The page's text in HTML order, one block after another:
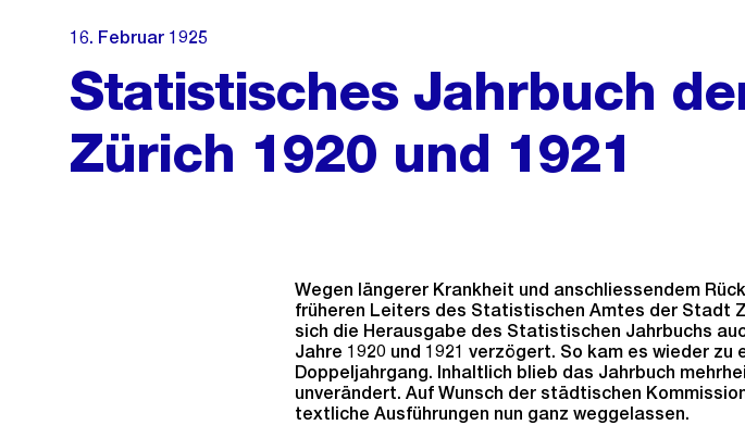
16. Februar 1925
Statistisches Jahrbuch
Zürich 1920 und 1921
Wegen längerer Krankheit und anschliessendem
früheren Leiters des Statistischen Amtes der Stadt
sich die Herausgabe des Statistischen Jahrbuchs
Jahre 1920 und 1921 verzögert. So kam es wieder zu
Doppeljahrgang. Inhaltlich blieb das Jahrbuch
unverändert. Auf Wunsch der städtischen
textliche Ausführungen nun ganz weggelassen.